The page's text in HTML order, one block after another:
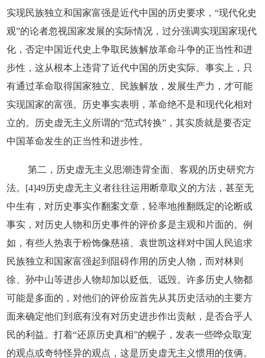
实现民族独立和国家富强是近代中国的历史要求，“现代化史
观”的论者忽视国家发展的实际情况，过分强调实现国家现代
化，否定中国近代史上争取民族解放革命斗争的正当性和进
步性，这从根本上违背了近代中国的历史实际。事实上，只
有通过革命取得国家独立、民族解放，发展生产力，才可能
实现国家的富强。历史事实表明，革命绝不是和现代化相对
立的。历史虚无主义所谓的“范式转换”，其实质就是要否定
中国革命发生的正当性和进步性。
第二，历史虚无主义思潮违背全面、客观的历史研究方
法。[4]49历史虚无主义者往往运用断章取义的方法，甚至无
中生有，对历史事实作翻案文章，轻率地推翻既定的论断或
事实，对历史人物和历史事件的评价多是主观和片面的。例
如，有些人热衷于粉饰像慈禧、袁世凯这样对中国人民追求
民族独立和国家富强起到阻碍作用的历史人物，而对林则
徐、孙中山等进步人物却加以贬低、诋毁。许多历史人物都
可能是多面的，对他们的评价应首先从其历史活动的主要方
面来确定他们到底有没有对历史进步作出贡献，是否合乎人
民的利益。打着“还原历史真相”的幌子，发表一些哗众取宠
的观点或奇特怪异的观点，这是历史虚无主义惯用的伎俩。